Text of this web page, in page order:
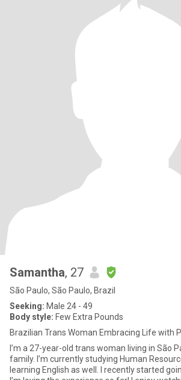
Samantha, 27
São Paulo, São Paulo, Brazil
Seeking: Male 24 - 49
Body style: Few Extra Pounds
Brazilian Trans Woman Embracing Life with
I’m a 27-year-old trans woman living in São
family. I’m currently studying Human
learning English as well. I recently started